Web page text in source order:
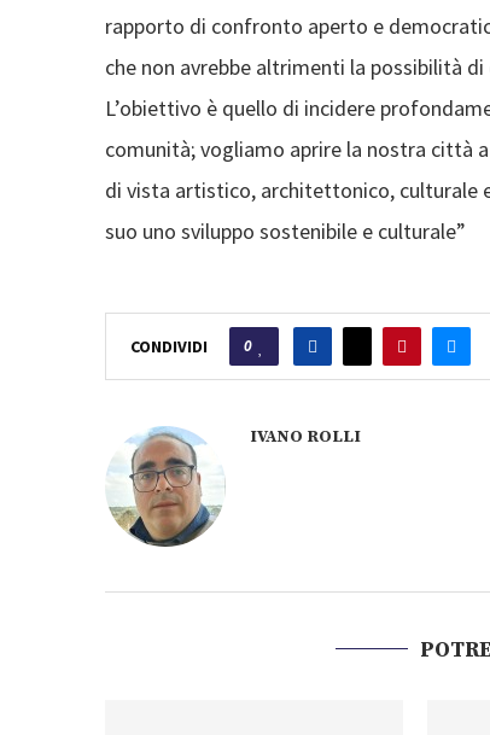
rapporto di confronto aperto e
che non avrebbe altrimenti la possibilità
L’obiettivo è quello di incidere
comunità; vogliamo aprire la nostra città
di vista artistico, architettonico, culturale
suo uno sviluppo sostenibile e culturale”
CONDIVIDI 0
IVANO ROLLI